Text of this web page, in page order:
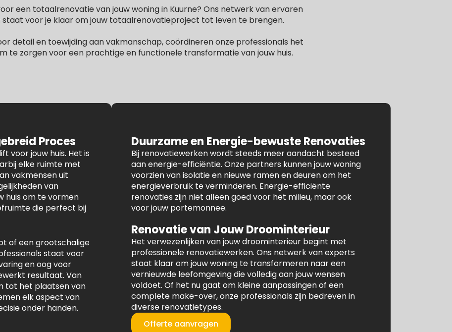
een totaalrenovatie van jouw woning in Kuurne? Ons netwerk van ervaren
staat voor je klaar om jouw totaalrenovatieproject tot leven te brengen.
detail en toewijding aan vakmanschap, coördineren onze professionals het
te zorgen voor een prachtige en functionele transformatie van jouw huis.
Proces
voor jouw huis. Het is
elke ruimte met
vakmensen uit
van
huis om te vormen
die perfect bij
of een grootschalige
staat voor
en oog voor
resultaat. Van
tot het plaatsen van
elk aspect van
onder handen.
Duurzame en Energie-bewuste Renovaties
Bij renovatiewerken wordt steeds meer aandacht besteed
aan energie-efficiëntie. Onze partners kunnen jouw woning
voorzien van isolatie en nieuwe ramen en deuren om het
energieverbruik te verminderen. Energie-efficiënte
renovaties zijn niet alleen goed voor het milieu, maar ook
voor jouw portemonnee.
Renovatie van Jouw Droominterieur
Het verwezenlijken van jouw droominterieur begint met
professionele renovatiewerken. Ons netwerk van experts
staat klaar om jouw woning te transformeren naar een
vernieuwde leefomgeving die volledig aan jouw wensen
voldoet. Of het nu gaat om kleine aanpassingen of een
complete make-over, onze professionals zijn bedreven in
diverse renovatietypes.
Offerte aanvragen